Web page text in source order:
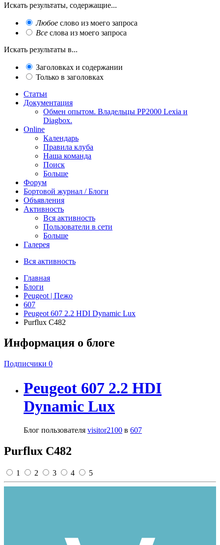
Искать результаты, содержащие...
Любое слово из моего запроса
Все слова из моего запроса
Искать результаты в...
Заголовках и содержании
Только в заголовках
Статьи
Документация
Обмен опытом. Владельцы PP2000 Lexia и
Diagbox.
Online
Календарь
Правила клуба
Наша команда
Поиск
Больше
Форум
Бортовой журнал / Блоги
Объявления
Активность
Вся активность
Пользователи в сети
Больше
Галерея
Вся активность
Главная
Блоги
Peugeot | Пежо
607
Peugeot 607 2.2 HDI Dynamic Lux
Purflux C482
Информация о блоге
Подписчики 0
Peugeot 607 2.2 HDI
Dynamic Lux
Блог пользователя visitor2100 в 607
Purflux C482
1 2 3 4 5